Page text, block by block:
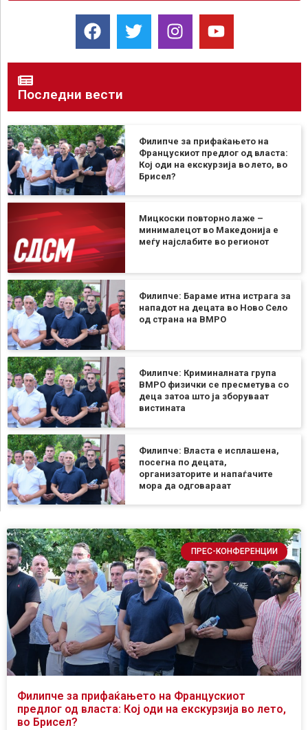
Последни вести
Филипче за прифаќањето на
Францускиот предлог од власта:
Кој оди на екскурзија во лето, во
Брисел?
Мицкоски повторно лаже –
минималецот во Македонија е
меѓу најслабите во регионот
Филипче: Бараме итна истрага за
нападот на децата во Ново Село
од страна на ВМРО
Филипче: Криминалната група
ВМРО физички се пресметува со
деца затоа што ја зборуваат
вистината
Филипче: Власта е исплашена,
посегна по децата,
организаторите и напаѓачите
мора да одговараат
ПРЕС-КОНФЕРЕНЦИИ
Филипче за прифаќањето на Францускиот
предлог од власта: Кој оди на екскурзија во лето,
во Брисел?